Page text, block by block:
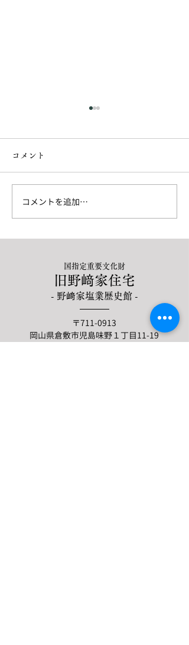
ポーランド岩塩ご寄贈い
コメント
コメントを追加…
国指定重要文化財
旧野﨑家住宅
- 野﨑家塩業歴史館 -
〒711-0913
岡山県倉敷市児島味野１丁目11-19